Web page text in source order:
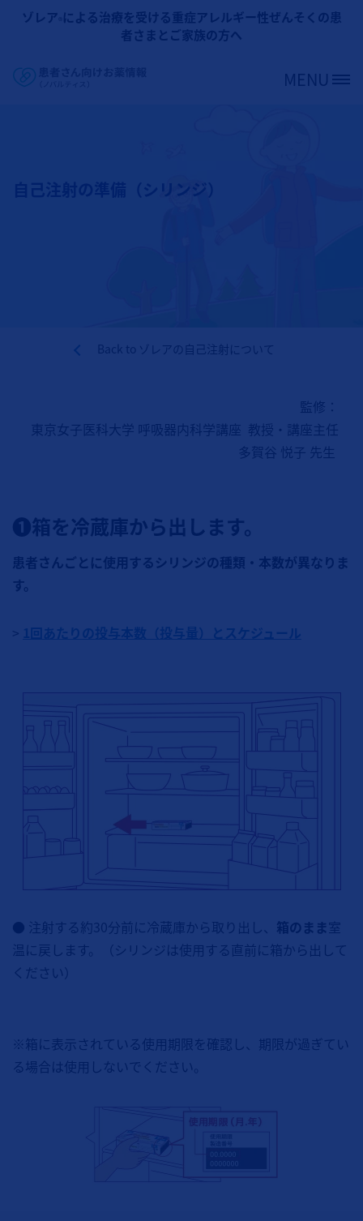
メインコンテンツに移動
ゾレア による治療を受ける重症アレルギー性ぜんそくの患
者さまとご家族の方へ
Site Logo MENU
自己注射の準備（シリンジ）
Back to ゾレアの自己注射について
監修：
東京女子医科大学 呼吸器内科学講座 教授・講座主任
多賀谷 悦子 先生
❶箱を冷蔵庫から出します。
患者さんごとに使用するシリンジの種類・本数が異なりま
す。
> 1回あたりの投与本数（投与量）とスケジュール
● 注射する約30分前に冷蔵庫から取り出し、 箱のまま 室
温に戻します。（シリンジは使用する直前に箱から出して
ください）
※箱に表示されている使用期限を確認し、期限が過ぎてい
る場合は使用しないでください。